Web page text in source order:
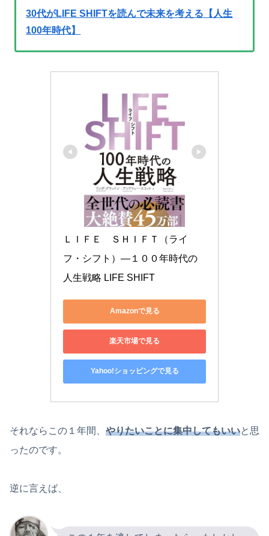
30代がLIFE SHIFTを読んで未来を考える【人生
100年時代】
ＬＩＦＥ　ＳＨＩＦＴ（ライ
フ・シフト）―１００年時代の
人生戦略 LIFE SHIFT
Amazonで見る
楽天市場で見る
Yahoo!ショッピングで見る
それならこの１年間、 やりたいことに集中してもいいと思
ったのです。
逆に言えば、